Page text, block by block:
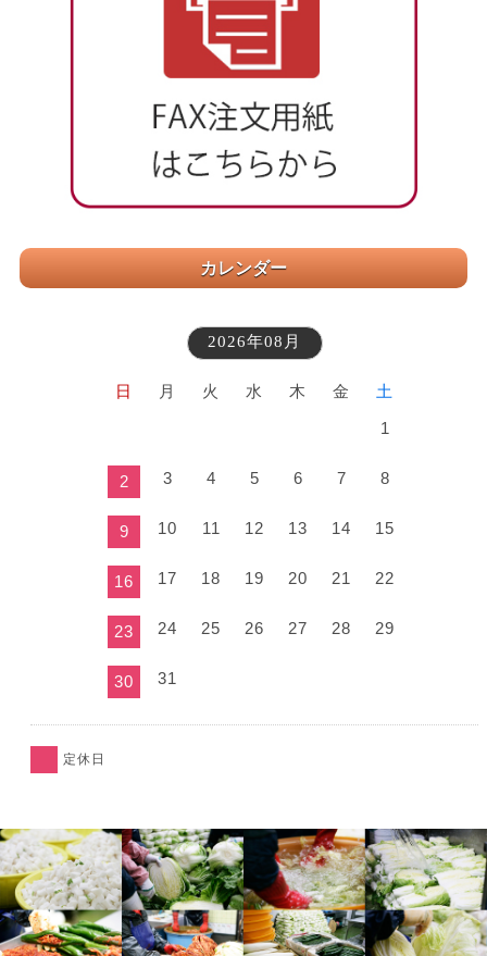
カレンダー
2026年08月
日 月 火 水 木 金
土
1
2 3 4 5 6 7 8
9 10 11 12 13 14 15
16 17 18 19 20 21 22
23 24 25 26 27 28 29
30 31
定休日